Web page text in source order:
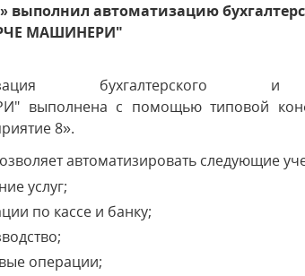
выполнил автоматизацию
МАШИНЕРИ"
выполнена с помощью типовой
8».
автоматизировать следующие
услуг;
по кассе и банку;
операции;